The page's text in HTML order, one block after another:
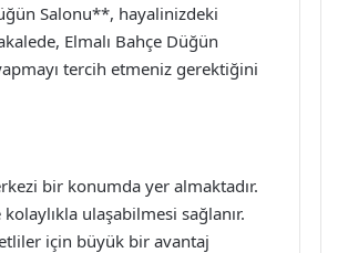
Salonu**, hayalinizdeki
Elmalı Bahçe Düğün
tercih etmeniz gerektiğini
bir konumda yer almaktadır.
ulaşabilmesi sağlanır.
için büyük bir avantaj